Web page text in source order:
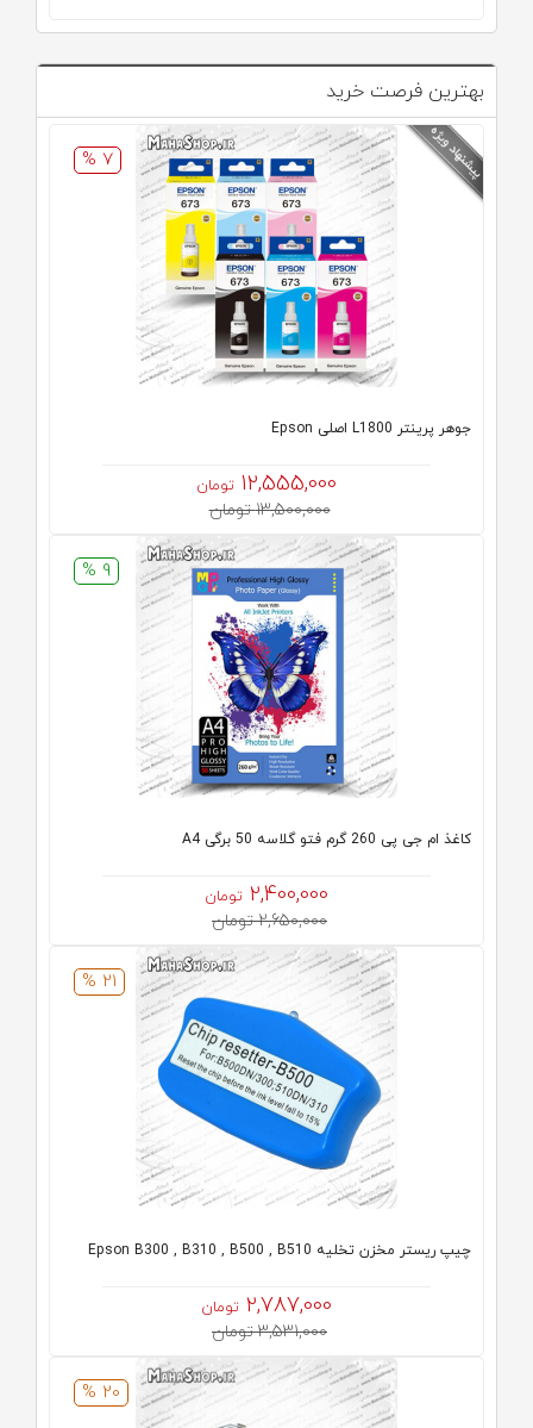
بهترین فرصت خرید
7 %
جوهر پرینتر L1800 اصلی Epson
12,555,000 تومان
13,500,000 تومان
9 %
کاغذ ام جی پی 260 گرم فتو گلاسه 50 برگی A4
2,400,000 تومان
2,650,000 تومان
21 %
چیپ ریستر مخزن تخلیه Epson B300 , B310 , B500 , B510
2,787,000 تومان
3,531,000 تومان
20 %